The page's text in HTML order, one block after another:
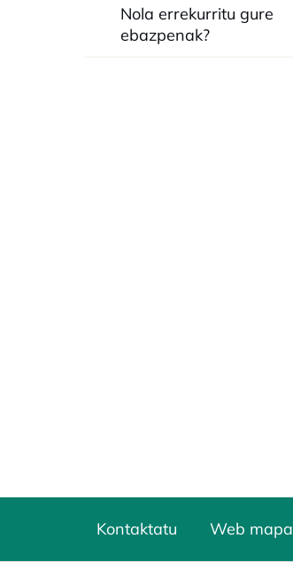
Nola errekurritu gure
ebazpenak?
Kontaktatu Web mapa